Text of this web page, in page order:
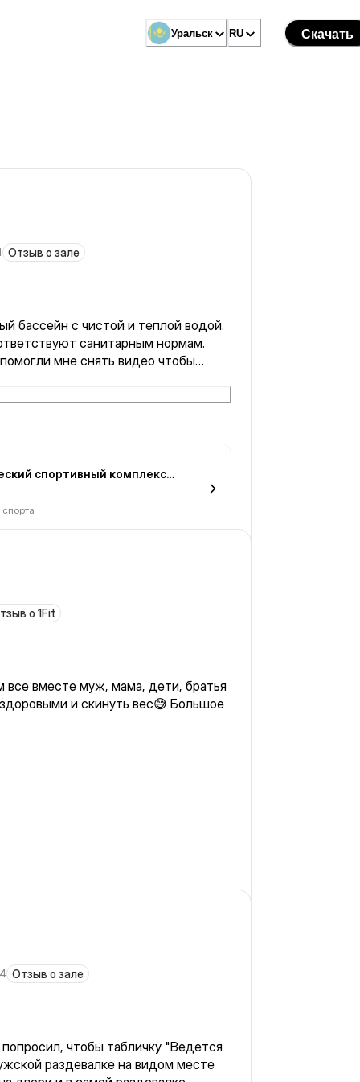
Уральск RU Скачать
Отзыв о зале
бассейн с чистой и теплой водой.
санитарным нормам.
мне снять видео чтобы
достаточно фенов и зеркал.
спортивный комплекс
о 1Fit
вместе муж, мама, дети, братья
Отзыв о зале
чтобы табличку "Ведется
раздевалке на видом месте